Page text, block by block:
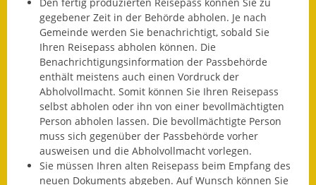
Haushaltspläne
Jahresabschlüsse
Wasserversorgung
Heiraten in Notzingen
Mitarbeiter
Notruftafel
gegebener Zeit in der Behörde abholen. Je nach
Gemeinde werden Sie benachrichtigt, sobald Sie
Ihren Reisepass abholen können. Die
Benachrichtigungsinformation der Passbehörde
enthält meistens auch einen Vordruck der
Abholvollmacht. Somit können Sie Ihren Reisepass
selbst abholen oder ihn von einer bevollmächtigten
Person abholen lassen. Die bevollmächtigte Person
muss sich gegenüber der Passbehörde vorher
ausweisen und die Abholvollmacht vorlegen.
Sie müssen Ihren alten Reisepass beim Empfang des
neuen Dokuments abgeben. Auf Wunsch können Sie